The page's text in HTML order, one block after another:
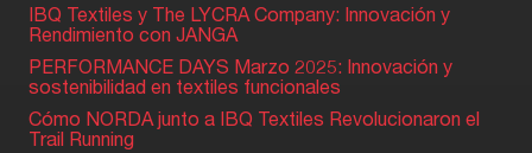
IBQ Textiles y The LYCRA Company: Innovación y
Rendimiento con JANGA
PERFORMANCE DAYS Marzo 2025: Innovación y
sostenibilidad en textiles funcionales
Cómo NORDA junto a IBQ Textiles Revolucionaron el
Trail Running